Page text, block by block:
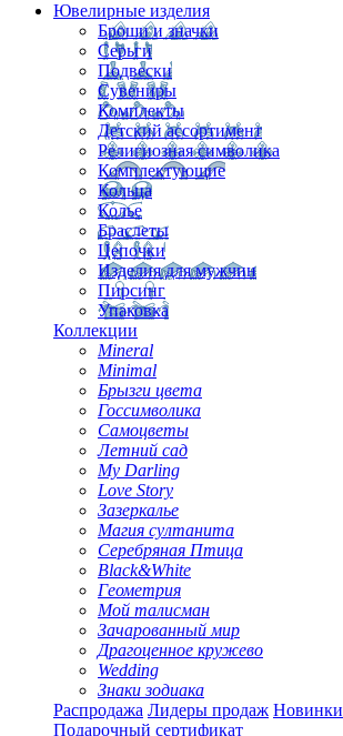
Ювелирные изделия
Броши и значки
Серьги
Подвески
Сувениры
Комплекты
Детский ассортимент
Религиозная символика
Комплектующие
Кольца
Колье
Браслеты
Цепочки
Изделия для мужчин
Пирсинг
Упаковка
Коллекции
Mineral
Minimal
Брызги цвета
Госсимволика
Самоцветы
Летний сад
My Darling
Love Story
Зазеркалье
Магия султанита
Серебряная Птица
Black&White
Геометрия
Мой талисман
Зачарованный мир
Драгоценное кружево
Wedding
Знаки зодиака
Распродажа Лидеры продаж Новинки
Подарочный сертификат